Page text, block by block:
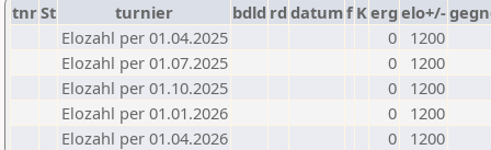
tnrSt turnier bdld rd datumf Kerg elo+/-
Elozahl per 01.04.2025
0
1200
Elozahl per 01.07.2025
0
1200
Elozahl per 01.10.2025
0
1200
Elozahl per 01.01.2026
0
1200
Elozahl per 01.04.2026
0
1200